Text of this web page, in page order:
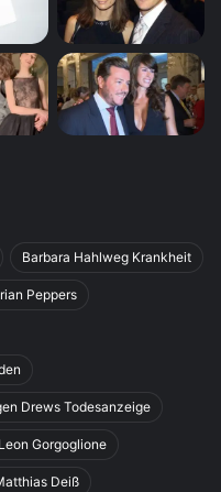
Barbara Hahlweg Krankheit
Peppers
Drews Todesanzeige
Gorgoglione
Deiß